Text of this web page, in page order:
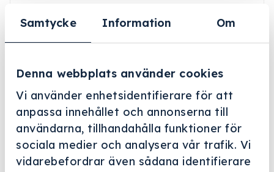
Samtycke Information Om
Denna webbplats använder cookies
Vi använder enhetsidentifierare för att
anpassa innehållet och annonserna till
användarna, tillhandahålla funktioner för
sociala medier och analysera vår trafik. Vi
vidarebefordrar även sådana identifierare
Neodisher IR 1L
Art.nr: 99004080
Rengöringsmedel för intensiv rengöring av kirurgiska